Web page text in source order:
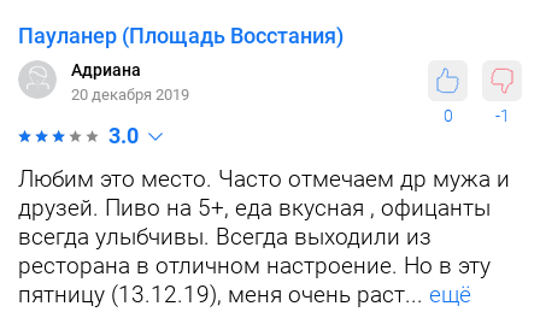
Пауланер (Площадь Восстания)
0 -1
Адриана
20 декабря 2019
3.0
Любим это место. Часто отмечаем др мужа и
друзей. Пиво на 5+, еда вкусная , офицанты
всегда улыбчивы. Всегда выходили из
ресторана в отличном настроение. Но в эту
пятницу (13.12.19), меня очень раст... ещё